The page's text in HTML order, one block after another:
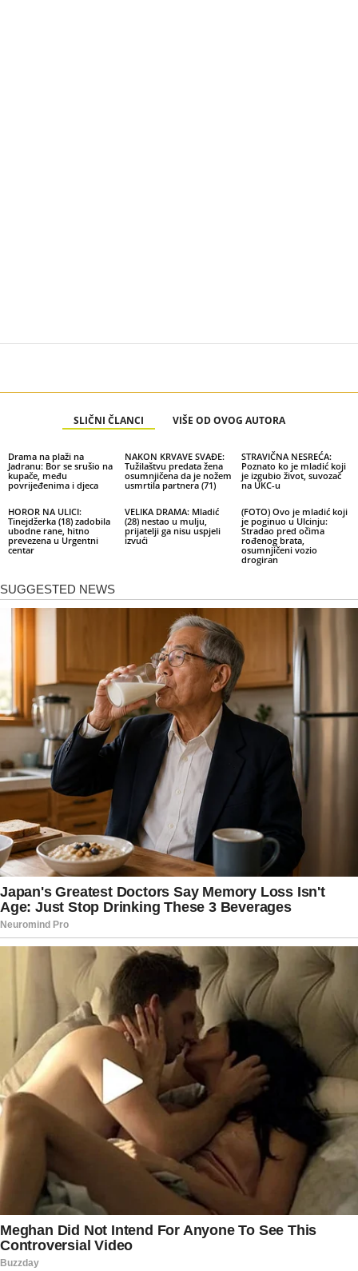
SLIČNI ČLANCI VIŠE OD OVOG AUTORA
Drama na plaži na
Jadranu: Bor se srušio na
kupače, među
povrijeđenima i djeca
NAKON KRVAVE SVAĐE:
Tužilaštvu predata žena
osumnjičena da je nožem
usmrtila partnera (71)
STRAVIČNA NESREĆA:
Poznato ko je mladić koji
je izgubio život, suvozač
na UKC-u
HOROR NA ULICI:
Tinejdžerka (18) zadobila
ubodne rane, hitno
prevezena u Urgentni
centar
VELIKA DRAMA: Mladić
(28) nestao u mulju,
prijatelji ga nisu uspjeli
izvući
(FOTO) Ovo je mladić koji
je poginuo u Ulcinju:
Stradao pred očima
rođenog brata,
osumnjičeni vozio
drogiran